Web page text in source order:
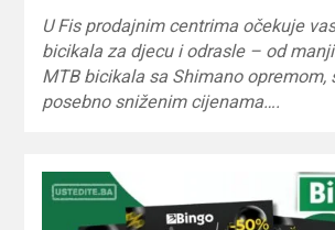
U Fis prodajnim centrima očekuje
bicikala za djecu i odrasle – od
MTB bicikala sa Shimano opremom,
posebno sniženim cijenama….